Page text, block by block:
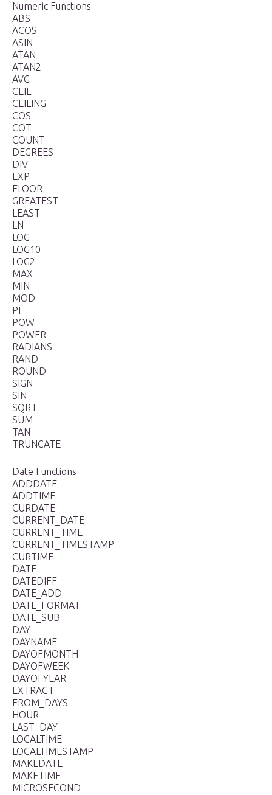
Numeric Functions
ABS
ACOS
ASIN
ATAN
ATAN2
AVG
CEIL
CEILING
COS
COT
COUNT
DEGREES
DIV
EXP
FLOOR
GREATEST
LEAST
LN
LOG
LOG10
LOG2
MAX
MIN
MOD
PI
POW
POWER
RADIANS
RAND
ROUND
SIGN
SIN
SQRT
SUM
TAN
TRUNCATE
Date Functions
ADDDATE
ADDTIME
CURDATE
CURRENT_DATE
CURRENT_TIME
CURRENT_TIMESTAMP
CURTIME
DATE
DATEDIFF
DATE_ADD
DATE_FORMAT
DATE_SUB
DAY
DAYNAME
DAYOFMONTH
DAYOFWEEK
DAYOFYEAR
EXTRACT
FROM_DAYS
HOUR
LAST_DAY
LOCALTIME
LOCALTIMESTAMP
MAKEDATE
MAKETIME
MICROSECOND